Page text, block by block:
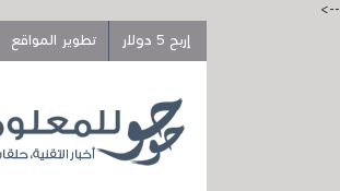
-->
إربح 5 دولار
تطوير المواقع